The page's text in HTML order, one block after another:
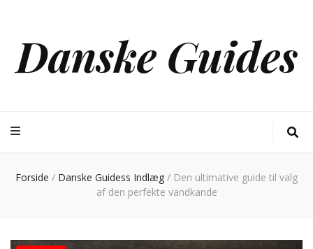
Danske Guides
Forside / Danske Guidess Indlæg / Den ultimative guide til valg
af den perfekte vandkande